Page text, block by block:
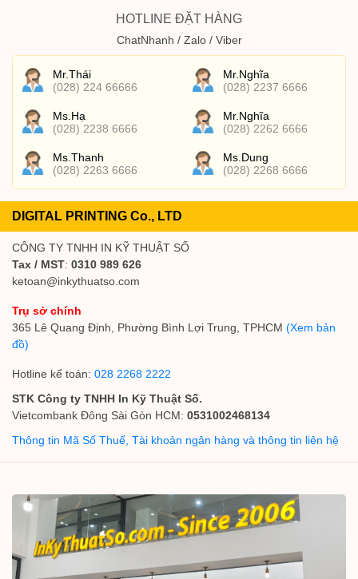
HOTLINE ĐẶT HÀNG
ChatNhanh / Zalo / Viber
Mr.Thái
(028) 224 66666
Mr.Nghĩa
(028) 2237 6666
Ms.Hạ
(028) 2238 6666
Mr.Nghĩa
(028) 2262 6666
Ms.Thanh
(028) 2263 6666
Ms.Dung
(028) 2268 6666
DIGITAL PRINTING Co., LTD
CÔNG TY TNHH IN KỸ THUẬT SỐ
Tax / MST: 0310 989 626
ketoan@inkythuatso.com
Trụ sở chính
365 Lê Quang Định, Phường Bình Lợi Trung, TPHCM (Xem bản
đồ)
Hotline kế toán: 028 2268 2222
STK Công ty TNHH In Kỹ Thuật Số.
Vietcombank Đông Sài Gòn HCM: 0531002468134
Thông tin Mã Số Thuế, Tài khoản ngân hàng và thông tin liên hệ